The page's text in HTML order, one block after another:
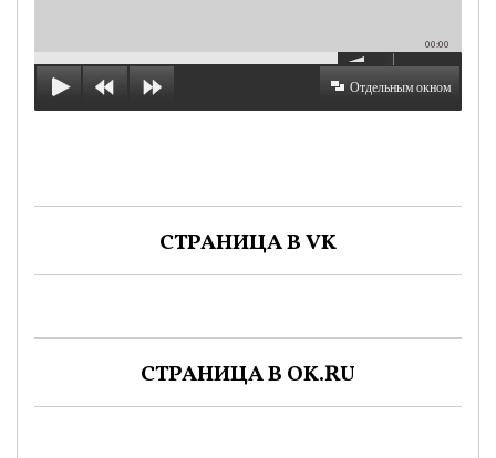
00:00
Отдельным окном
СТРАНИЦА В VK
СТРАНИЦА В OK.RU